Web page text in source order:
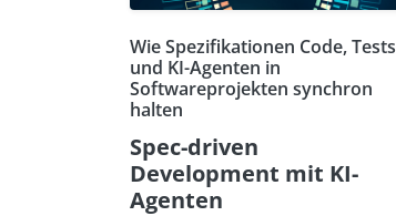
Wie Spezifikationen Code, Tests
und KI-Agenten in
Softwareprojekten synchron
halten
Spec-driven
Development mit KI-
Agenten